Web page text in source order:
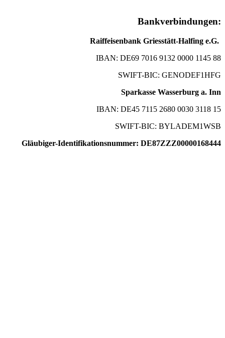
Bankverbindungen:
Raiffeisenbank Griesstätt-Halfing e.G.
IBAN: DE69 7016 9132 0000 1145 88
SWIFT-BIC: GENODEF1HFG
Sparkasse Wasserburg a. Inn
IBAN: DE45 7115 2680 0030 3118 15
SWIFT-BIC: BYLADEM1WSB
Gläubiger-Identifikationsnummer: DE87ZZZ00000168444